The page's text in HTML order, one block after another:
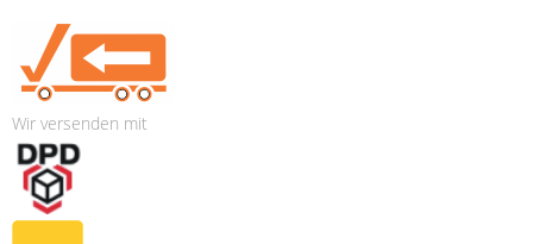
Wir versenden mit